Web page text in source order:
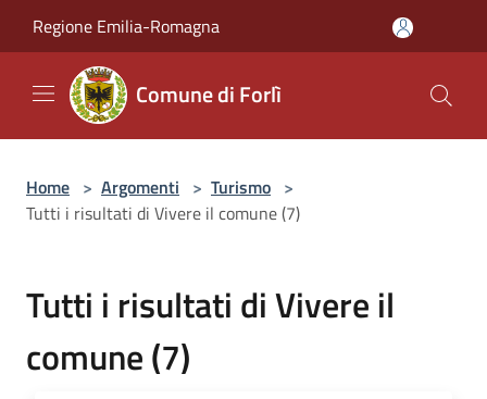
Regione Emilia-Romagna
Comune di Forlì
Home > Argomenti > Turismo >
Tutti i risultati di Vivere il comune (7)
Tutti i risultati di Vivere il
comune (7)